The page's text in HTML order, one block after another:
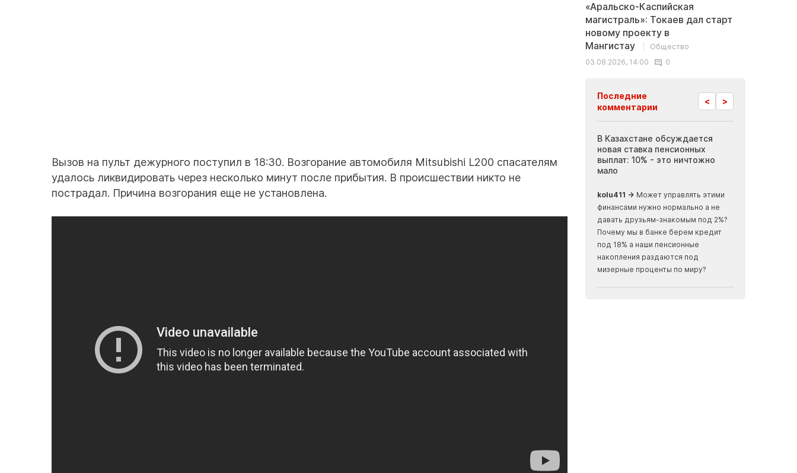
Вызов на пульт дежурного поступил в 18:30. Возгорание автомобиля Mitsubishi L200 спасателям
удалось ликвидировать через несколько минут после прибытия. В происшествии никто не
пострадал. Причина возгорания еще не установлена.
«Аральско-Каспийская
магистраль»: Токаев дал старт
новому проекту в
Мангистау
Общество
03.08.2026, 14:00
0
Последние
комментарии
< >
крупных предприятиях
дорожник →
Капитализм, ничего не
В Казахстане обсуждается
новая ставка пенсионных
выплат: 10% - это ничтожно
мало
kolu411 → Может управлять этими
финансами нужно нормально а не
давать друзьям-знакомым под 2%?
Почему мы в банке берем кредит
под 18% а наши пенсионные
накопления раздаются под
мизерные проценты по миру?